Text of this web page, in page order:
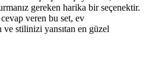
gereken harika bir seçenektir.
veren bu set, ev
stilinizi yansıtan en güzel